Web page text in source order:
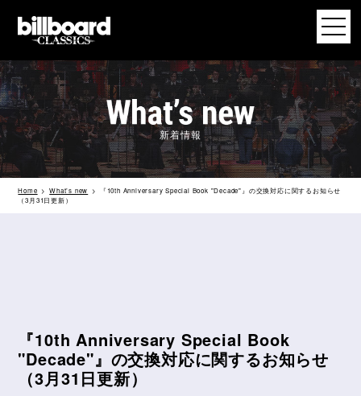
新着情報
Home What’s new
『10th Anniversary Special Book "Decade"』の交換対応に関するお知らせ
（3月31日更新）
『10th Anniversary Special Book
"Decade"』の交換対応に関するお知らせ
（3月31日更新）